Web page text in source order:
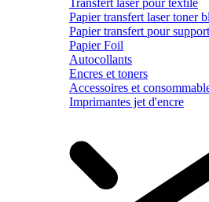
Papier transfert laser toner
Papier transfert pour
Papier Foil
Autocollants
Encres et toners
Accessoires et
Imprimantes jet d'encre